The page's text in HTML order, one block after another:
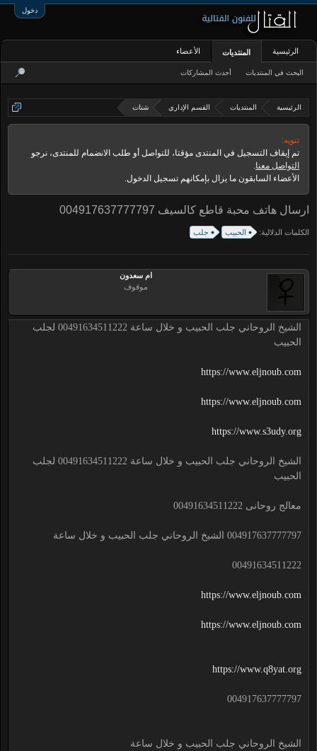
دخول
الرئيسية المنتديات القسم الإداري شتات
تنويه:
تم إيقاف التسجيل في المنتدى مؤقتا، للتواصل أو طلب الانضمام للمنتدى، نرجو
التواصل معنا.
الأعضاء السابقون ما يزال بإمكانهم تسجيل الدخول.
ارسال هاتف محبة قاطع كالسيف 004917637777797
الكلمات الدلالية: الحبيب جلب
ام سعدون
موقوف
الشيخ الروحاني جلب الحبيب و خلال ساعة 00491634511222 لجلب
الحبيب
https://www.eljnoub.com
https://www.eljnoub.com
https://www.s3udy.org
الشيخ الروحاني جلب الحبيب و خلال ساعة 00491634511222 لجلب
الحبيب
معالج روحانى 00491634511222
004917637777797 الشيخ الروحاني جلب الحبيب و خلال ساعة
00491634511222
https://www.eljnoub.com
https://www.eljnoub.com
https://www.q8yat.org
004917637777797
الشيخ الروحاني جلب الحبيب و خلال ساعة
الرئيسية المنتديات
البحث في المنتديات أحدث المشاركات
الأعضاء